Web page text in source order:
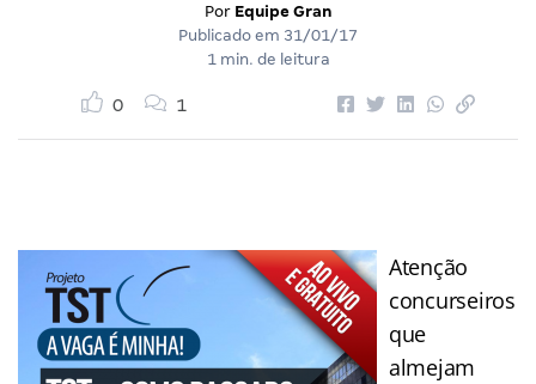
Por Equipe Gran
Publicado em 31/01/17
1 min. de leitura
0 1
Atenção
concurseiros
que
almejam